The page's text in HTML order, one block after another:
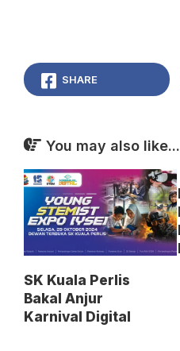
SHARE
You may also like...
SK Kuala Perlis
Bakal Anjur
Karnival Digital